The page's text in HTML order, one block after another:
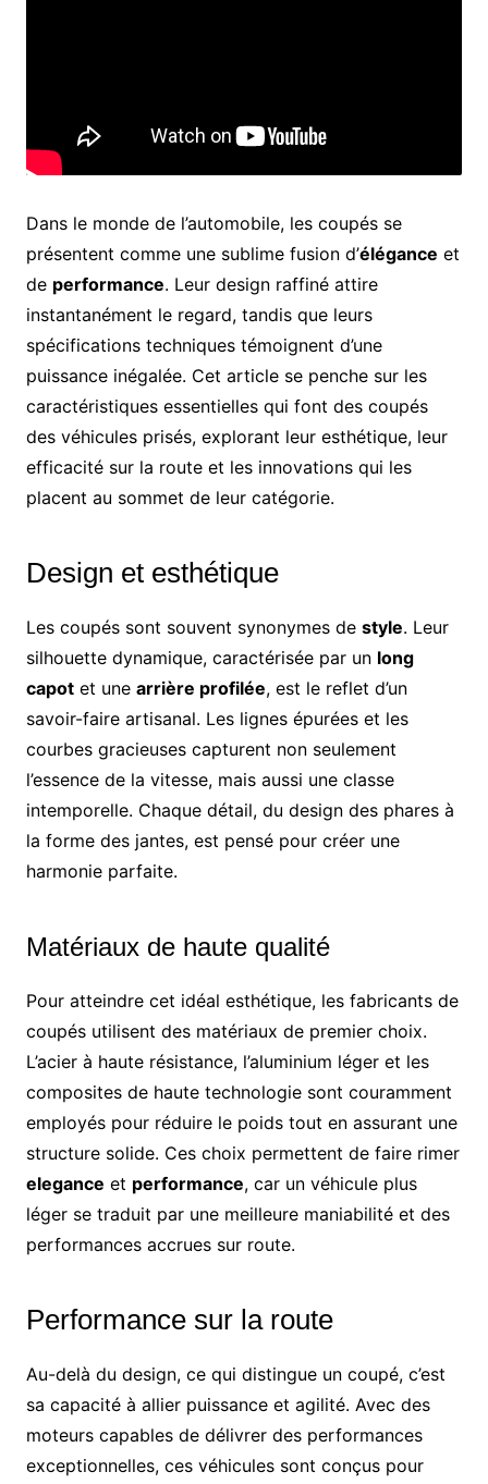
Dans le monde de l’automobile, les coupés se
présentent comme une sublime fusion d’élégance et
de performance. Leur design raffiné attire
instantanément le regard, tandis que leurs
spécifications techniques témoignent d’une
puissance inégalée. Cet article se penche sur les
caractéristiques essentielles qui font des coupés
des véhicules prisés, explorant leur esthétique, leur
efficacité sur la route et les innovations qui les
placent au sommet de leur catégorie.
Design et esthétique
Les coupés sont souvent synonymes de style. Leur
silhouette dynamique, caractérisée par un long
capotet une arrière profilée, est le reflet d’un
savoir-faire artisanal. Les lignes épurées et les
courbes gracieuses capturent non seulement
l’essence de la vitesse, mais aussi une classe
intemporelle. Chaque détail, du design des phares à
la forme des jantes, est pensé pour créer une
harmonie parfaite.
Matériaux de haute qualité
Pour atteindre cet idéal esthétique, les fabricants de
coupés utilisent des matériaux de premier choix.
L’acier à haute résistance, l’aluminium léger et les
composites de haute technologie sont couramment
employés pour réduire le poids tout en assurant une
structure solide. Ces choix permettent de faire rimer
elegance et performance, car un véhicule plus
léger se traduit par une meilleure maniabilité et des
performances accrues sur route.
Performance sur la route
Au-delà du design, ce qui distingue un coupé, c’est
sa capacité à allier puissance et agilité. Avec des
moteurs capables de délivrer des performances
exceptionnelles, ces véhicules sont conçus pour